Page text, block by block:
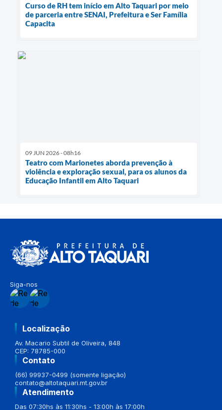
Curso de RH tem início em Alto Taquari por meio
de parceria entre SENAI, Prefeitura e Ser Família
Capacita
09 JUN 2026 - 08h16
Teatro com Marionetes aborda prevenção à
violência e exploração sexual, para os alunos da
Educação Infantil em Alto Taquari
Siga-nos
Localização
Av. Macario Subtil de Oliveira, 848
CEP: 78785-000
Contato
(66) 99937-0499 (somente ligação)
contato@altotaquari.mt.gov.br
Atendimento
Das 07:30hs às 11:30hs - 13:00h às 17:00h